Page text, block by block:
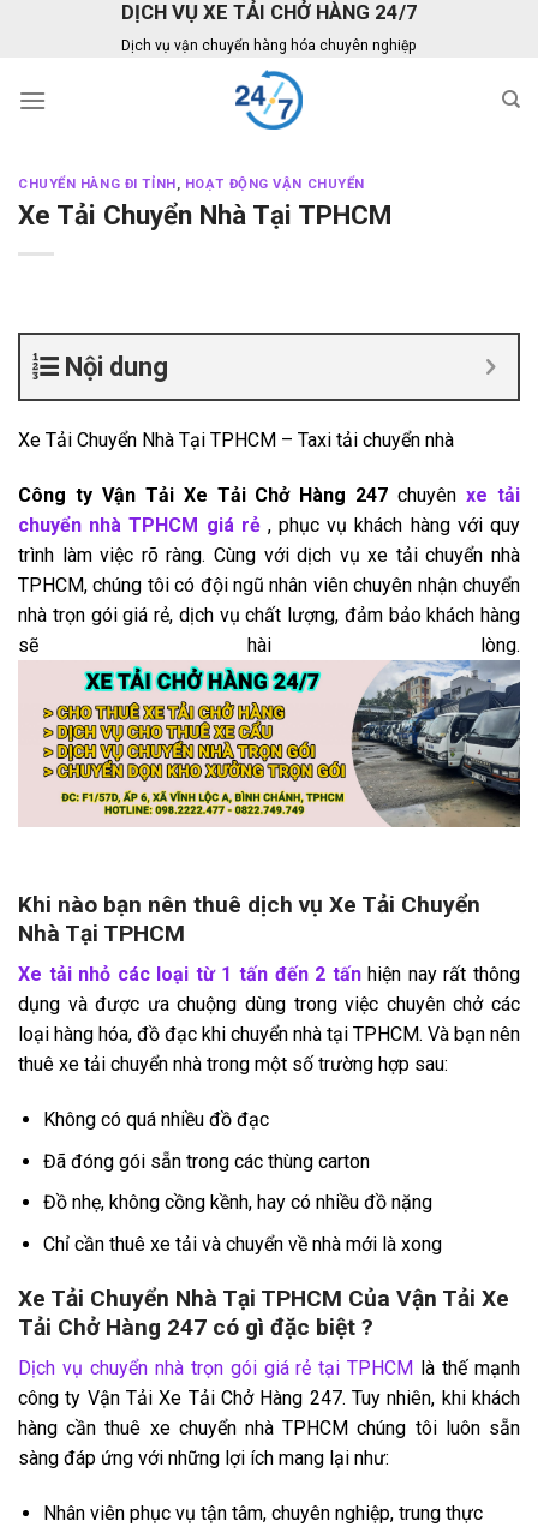
DỊCH VỤ XE TẢI CHỞ HÀNG 24/7
Dịch vụ vận chuyển hàng hóa chuyên nghiệp
CHUYỂN HÀNG ĐI TỈNH , HOẠT ĐỘNG VẬN CHUYỂN
Xe Tải Chuyển Nhà Tại TPHCM
Nội dung
Xe Tải Chuyển Nhà Tại TPHCM – Taxi tải chuyển nhà
Công ty Vận Tải Xe Tải Chở Hàng 247 chuyên xe tải
chuyển nhà TPHCM giá rẻ , phục vụ khách hàng với quy
trình làm việc rõ ràng. Cùng với dịch vụ xe tải chuyển nhà
TPHCM, chúng tôi có đội ngũ nhân viên chuyên nhận chuyển
nhà trọn gói giá rẻ, dịch vụ chất lượng, đảm bảo khách hàng
sẽ hài lòng.
Khi nào bạn nên thuê dịch vụ Xe Tải Chuyển
Nhà Tại TPHCM
Xe tải nhỏ các loại từ 1 tấn đến 2 tấnhiện nay rất thông
dụng và được ưa chuộng dùng trong việc chuyên chở các
loại hàng hóa, đồ đạc khi chuyển nhà tại TPHCM. Và bạn nên
thuê xe tải chuyển nhà trong một số trường hợp sau:
Không có quá nhiều đồ đạc
Đã đóng gói sẵn trong các thùng carton
Đồ nhẹ, không cồng kềnh, hay có nhiều đồ nặng
Chỉ cần thuê xe tải và chuyển về nhà mới là xong
Xe Tải Chuyển Nhà Tại TPHCM Của Vận Tải Xe
Tải Chở Hàng 247 có gì đặc biệt ?
Dịch vụ chuyển nhà trọn gói giá rẻ tại TPHCM
là thế mạnh
công ty Vận Tải Xe Tải Chở Hàng 247. Tuy nhiên, khi khách
hàng cần thuê xe chuyển nhà TPHCM chúng tôi luôn sẵn
sàng đáp ứng với những lợi ích mang lại như:
Nhân viên phục vụ tận tâm, chuyên nghiệp, trung thực